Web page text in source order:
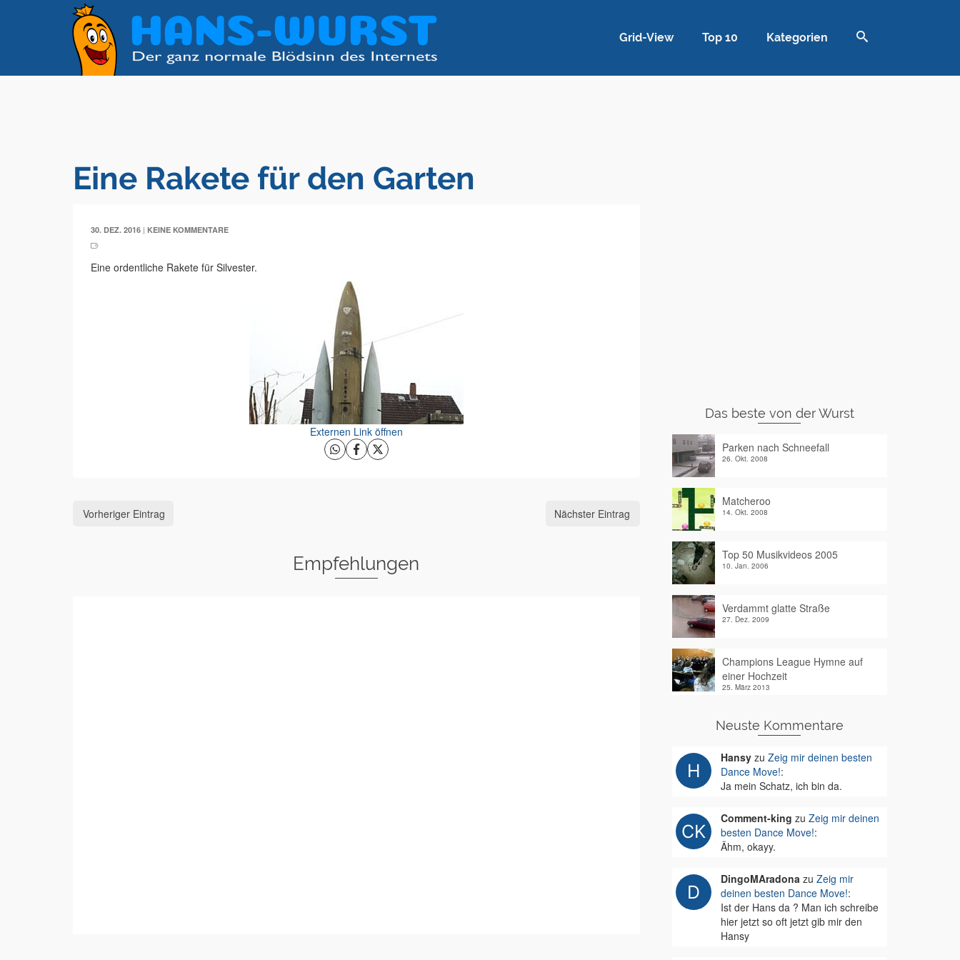
Grid-View Top 10 Kategorien
Eine Rakete für den Garten
30. DEZ. 2016 | KEINE KOMMENTARE
Eine ordentliche Rakete für Silvester.
Externen Link öffnen
Vorheriger Eintrag Nächster Eintrag
Empfehlungen
Das beste von der Wurst
Parken nach Schneefall
26. Okt. 2008
Matcheroo
14. Okt. 2008
Top 50 Musikvideos 2005
10. Jan. 2006
Verdammt glatte Straße
27. Dez. 2009
Champions League Hymne auf
einer Hochzeit
25. März 2013
Neuste Kommentare
Hansyzu Zeig mir deinen besten
Dance Move!:
Ja mein Schatz, ich bin da.
Comment-king zu Zeig mir deinen
besten Dance Move!:
Ähm, okayy.
DingoMAradonazu Zeig mir
deinen besten Dance Move!:
Ist der Hans da ? Man ich schreibe
hier jetzt so oft jetzt gib mir den
Hansy